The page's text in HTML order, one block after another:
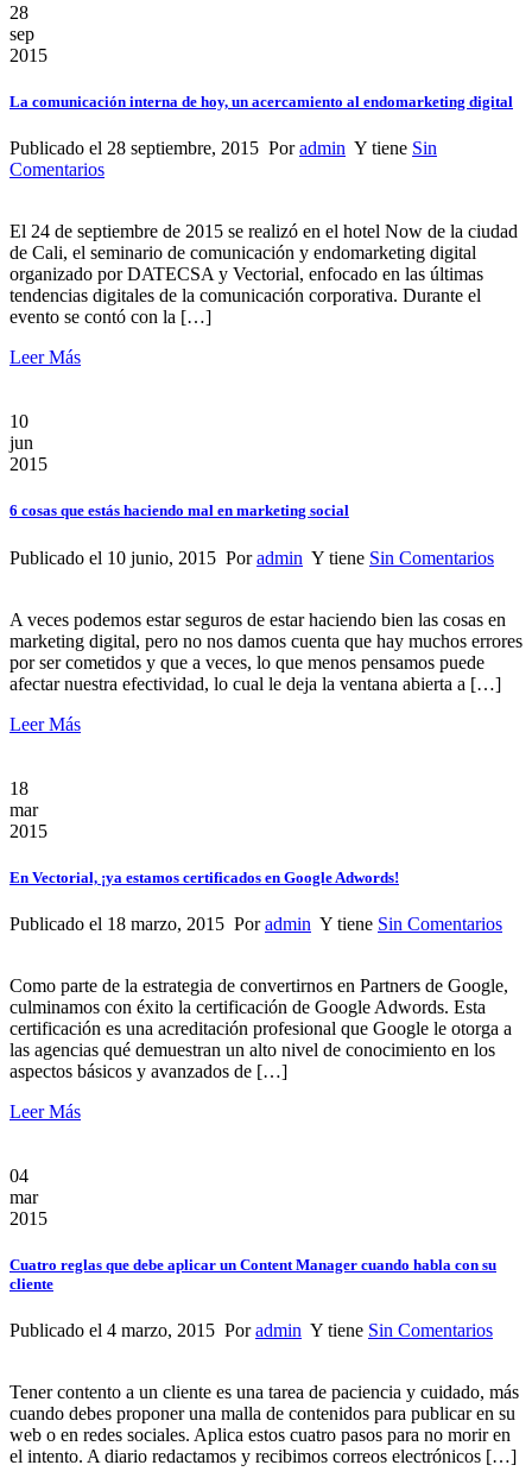
28
sep
2015
La comunicación interna de hoy, un acercamiento al endomarketing digital
Publicado el 28 septiembre, 2015 Poradmin Y tiene Sin
Comentarios
El 24 de septiembre de 2015 se realizó en el hotel Now de la ciudad
de Cali, el seminario de comunicación y endomarketing digital
organizado por DATECSA y Vectorial, enfocado en las últimas
tendencias digitales de la comunicación corporativa. Durante el
evento se contó con la […]
Leer Más
10
jun
2015
6 cosas que estás haciendo mal en marketing social
Publicado el 10 junio, 2015 Poradmin Y tiene Sin Comentarios
A veces podemos estar seguros de estar haciendo bien las cosas en
marketing digital, pero no nos damos cuenta que hay muchos errores
por ser cometidos y que a veces, lo que menos pensamos puede
afectar nuestra efectividad, lo cual le deja la ventana abierta a […]
Leer Más
18
mar
2015
En Vectorial, ¡ya estamos certificados en Google Adwords!
Publicado el 18 marzo, 2015 Poradmin Y tiene Sin Comentarios
Como parte de la estrategia de convertirnos en Partners de Google,
culminamos con éxito la certificación de Google Adwords. Esta
certificación es una acreditación profesional que Google le otorga a
las agencias qué demuestran un alto nivel de conocimiento en los
aspectos básicos y avanzados de […]
Leer Más
04
mar
2015
Cuatro reglas que debe aplicar un Content Manager cuando habla con su
cliente
Publicado el 4 marzo, 2015 Poradmin Y tiene Sin Comentarios
Tener contento a un cliente es una tarea de paciencia y cuidado, más
cuando debes proponer una malla de contenidos para publicar en su
web o en redes sociales. Aplica estos cuatro pasos para no morir en
el intento. A diario redactamos y recibimos correos electrónicos […]